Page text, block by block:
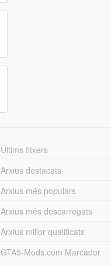
Últims fitxers
Arxius destacats
Arxius més populars
Arxius més descarregats
Arxius millor qualificats
GTA5-Mods.com Marcador